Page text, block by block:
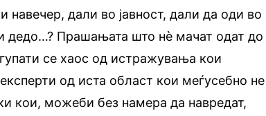
навечер, дали во јавност, дали да оди во
дедо…? Прашањата што нѐ мачат одат до
се хаос од истражувања кои
од иста област кои меѓусебно не
кои, можеби без намера да навредат,